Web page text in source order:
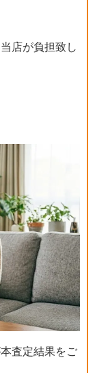
店が負担致し
査定結果をご